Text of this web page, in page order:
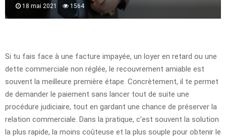
18 mai 2021 1564
Si tu fais face à une facture impayée, un loyer en retard ou une
dette commerciale non réglée, le recouvrement amiable est
souvent la meilleure première étape. Concrètement, il te permet
de demander le paiement sans lancer tout de suite une
procédure judiciaire, tout en gardant une chance de préserver la
relation commerciale. Dans la pratique, c’est souvent la solution
la plus rapide, la moins coûteuse et la plus souple pour obtenir le